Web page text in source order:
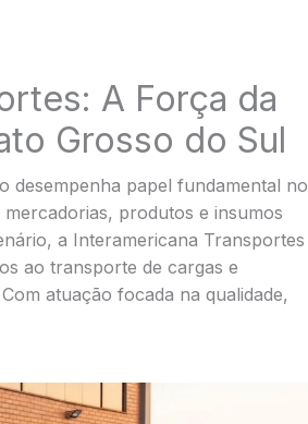
A Força da
Grosso do Sul
desempenha papel fundamental no
produtos e insumos
a Interamericana Transportes
ao transporte de cargas e
atuação focada na qualidade,